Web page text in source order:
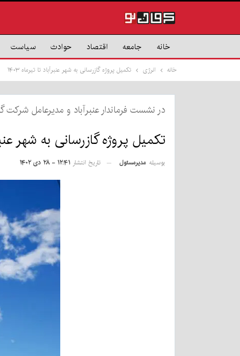
خانه جامعه اقتصاد حوادث سیاست
خانه انرژی تکمیل پروژه گازرسانی به شهر عنبرآباد تا تیرماه ۱۴۰۳
در نشست فرماندار عنبرآباد و مدیرعامل شرکت
تکمیل پروژه گازرسانی به شهر
بوسیله مدیرمسئول تاریخ انتشار ۱۲:۴۱ - ۲۸ دی ۱۴۰۲